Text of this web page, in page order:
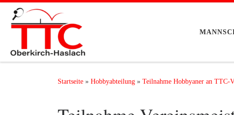
Zum Inhalt springen
Startseite » Hobbyabteilung » Teilnahme Hobbyaner an TTC-